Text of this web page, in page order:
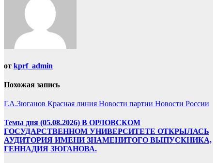
от kprf_admin
Похожая запись
Г.А.Зюганов Красная линия Новости партии Новости России
Темы дня (05.08.2026) В ОРЛОВСКОМ
ГОСУДАРСТВЕННОМ УНИВЕРСИТЕТЕ ОТКРЫЛАСЬ
АУДИТОРИЯ ИМЕНИ ЗНАМЕНИТОГО ВЫПУСКНИКА,
ГЕННАДИЯ ЗЮГАНОВА.